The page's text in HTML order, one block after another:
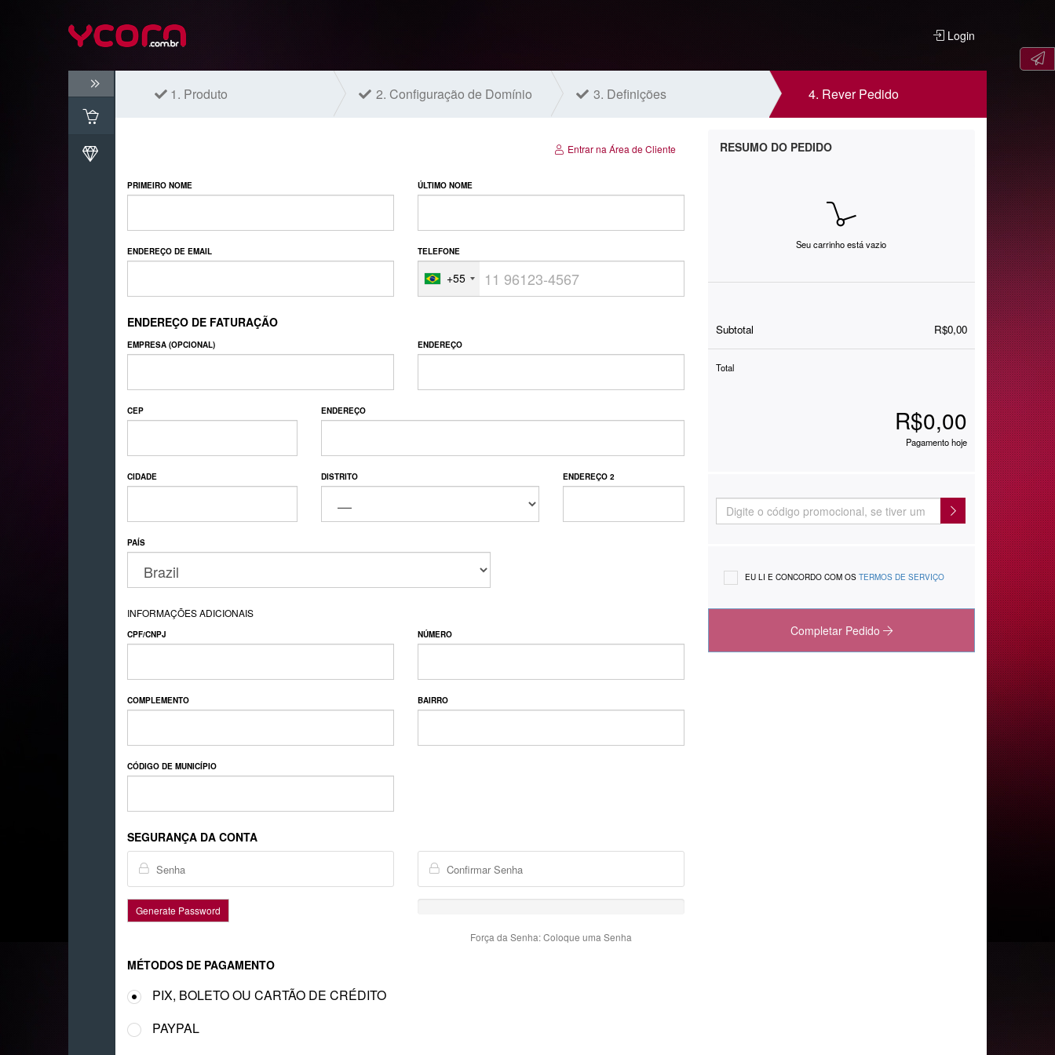
Login
1. Produto 2. Configuração de Domínio 3. Definições 4. Rever Pedido
Entrar na Área de Cliente
PRIMEIRO NOME ÚLTIMO NOME
ENDEREÇO DE EMAIL TELEFONE
+55
ENDEREÇO DE FATURAÇÃO
EMPRESA (OPCIONAL) ENDEREÇO
CEP ENDEREÇO
CIDADE DISTRITO ENDEREÇO 2
PAÍS
INFORMAÇÕES ADICIONAIS
CPF/CNPJ NÚMERO
COMPLEMENTO BAIRRO
CÓDIGO DE MUNICÍPIO
SEGURANÇA DA CONTA
Generate Password
Força da Senha: Coloque uma Senha
MÉTODOS DE PAGAMENTO
PIX, BOLETO OU CARTÃO DE CRÉDITO
PAYPAL
RESUMO DO PEDIDO
Seu carrinho está vazio
Subtotal R$0,00
Total
R$0,00
Pagamento hoje
EU LI E CONCORDO COM OS TERMOS DE SERVIÇO
Completar Pedido